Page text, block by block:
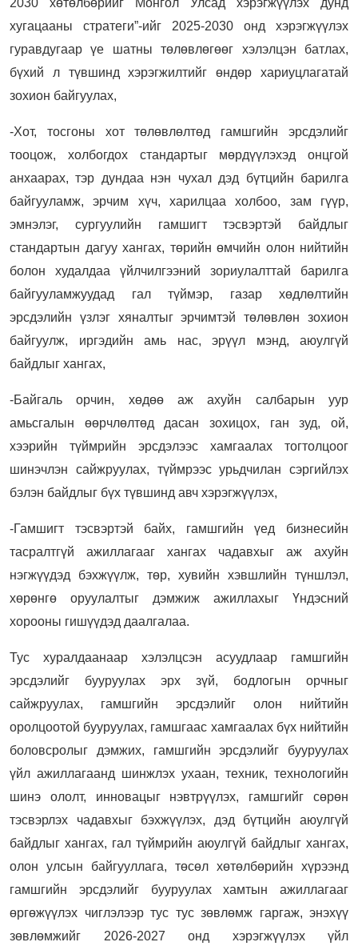
хугацааны стратеги”-ийг 2025-2030 онд хэрэгжүүлэх
гуравдугаар үе шатны төлөвлөгөөг хэлэлцэн батлах,
бүхий л түвшинд хэрэгжилтийг өндөр хариуцлагатай
зохион байгуулах,
-Хот, тосгоны хот төлөвлөлтөд гамшгийн эрсдэлийг
тооцож, холбогдох стандартыг мөрдүүлэхэд онцгой
анхаарах, тэр дундаа нэн чухал дэд бүтцийн барилга
байгууламж, эрчим хүч, харилцаа холбоо, зам гүүр,
эмнэлэг, сургуулийн гамшигт тэсвэртэй байдлыг
стандартын дагуу хангах, төрийн өмчийн олон нийтийн
болон худалдаа үйлчилгээний зориулалттай барилга
байгууламжуудад гал түймэр, газар хөдлөлтийн
эрсдэлийн үзлэг хяналтыг эрчимтэй төлөвлөн зохион
байгуулж, иргэдийн амь нас, эрүүл мэнд, аюулгүй
байдлыг хангах,
-Байгаль орчин, хөдөө аж ахуйн салбарын уур
амьсгалын өөрчлөлтөд дасан зохицох, ган зуд, ой,
хээрийн түймрийн эрсдэлээс хамгаалах тогтолцоог
шинэчлэн сайжруулах, түймрээс урьдчилан сэргийлэх
бэлэн байдлыг бүх түвшинд авч хэрэгжүүлэх,
-Гамшигт тэсвэртэй байх, гамшгийн үед бизнесийн
тасралтгүй ажиллагааг хангах чадавхыг аж ахуйн
нэгжүүдэд бэхжүүлж, төр, хувийн хэвшлийн түншлэл,
хөрөнгө оруулалтыг дэмжиж ажиллахыг Үндэсний
хорооны гишүүдэд даалгалаа.
Тус хуралдаанаар хэлэлцсэн асуудлаар гамшгийн
эрсдэлийг бууруулах эрх зүй, бодлогын орчныг
сайжруулах, гамшгийн эрсдэлийг олон нийтийн
оролцоотой бууруулах, гамшгаас хамгаалах бүх нийтийн
боловсролыг дэмжих, гамшгийн эрсдэлийг бууруулах
үйл ажиллагаанд шинжлэх ухаан, техник, технологийн
шинэ ололт, инновацыг нэвтрүүлэх, гамшгийг сөрөн
тэсвэрлэх чадавхыг бэхжүүлэх, дэд бүтцийн аюулгүй
байдлыг хангах, гал түймрийн аюулгүй байдлыг хангах,
олон улсын байгууллага, төсөл хөтөлбөрийн хүрээнд
гамшгийн эрсдэлийг бууруулах хамтын ажиллагааг
өргөжүүлэх чиглэлээр тус тус зөвлөмж гаргаж, энэхүү
зөвлөмжийг 2026-2027 онд хэрэгжүүлэх үйл